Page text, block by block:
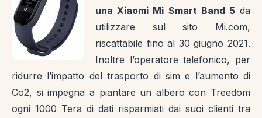
una Xiaomi Mi Smart Band 5da
utilizzare sul sito Mi.com,
riscattabile fino al 30 giugno 2021.
Inoltre l’operatore telefonico, per
ridurre l’impatto del trasporto di sim e l’aumento di
Co2, si impegna a piantare un albero con Treedom
ogni 1000 Tera di dati risparmiati dai suoi clienti tra